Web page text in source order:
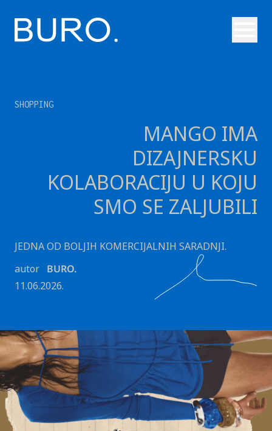
SHOPPING
MANGO IMA
DIZAJNERSKU
KOLABORACIJU U KOJU
SMO SE ZALJUBILI
JEDNA OD BOLJIH KOMERCIJALNIH SARADNJI.
autor BURO.
11.06.2026.